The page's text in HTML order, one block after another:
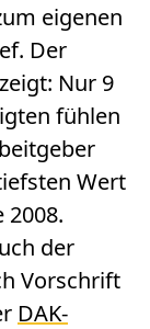
eigenen
Der
zeigt: Nur 9
fühlen
Wert
2008.
der
Vorschrift
DAK-